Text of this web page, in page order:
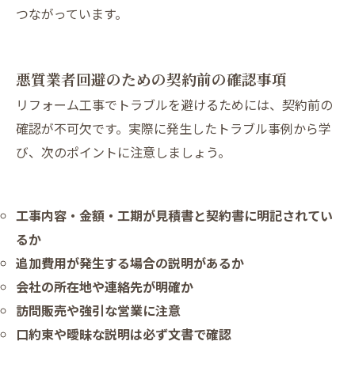
つながっています。
悪質業者回避のための契約前の確認事項
リフォーム工事でトラブルを避けるためには、契約前の
確認が不可欠です。実際に発生したトラブル事例から学
び、次のポイントに注意しましょう。
工事内容・金額・工期が見積書と契約書に明記されてい
るか
追加費用が発生する場合の説明があるか
会社の所在地や連絡先が明確か
訪問販売や強引な営業に注意
口約束や曖昧な説明は必ず文書で確認